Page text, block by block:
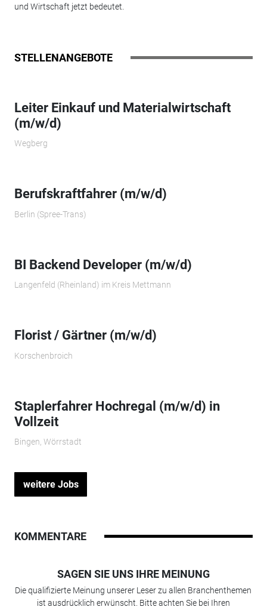
und Wirtschaft jetzt bedeutet.
STELLENANGEBOTE
Leiter Einkauf und Materialwirtschaft
(m/w/d)
Wegberg
Berufskraftfahrer (m/w/d)
Berlin (Spree-Trans)
BI Backend Developer (m/w/d)
Langenfeld (Rheinland) im Kreis Mettmann
Florist / Gärtner (m/w/d)
Korschenbroich
Staplerfahrer Hochregal (m/w/d) in
Vollzeit
Bingen, Wörrstadt
weitere Jobs
KOMMENTARE
SAGEN SIE UNS IHRE MEINUNG
Die qualifizierte Meinung unserer Leser zu allen Branchenthemen
ist ausdrücklich erwünscht. Bitte achten Sie bei Ihren